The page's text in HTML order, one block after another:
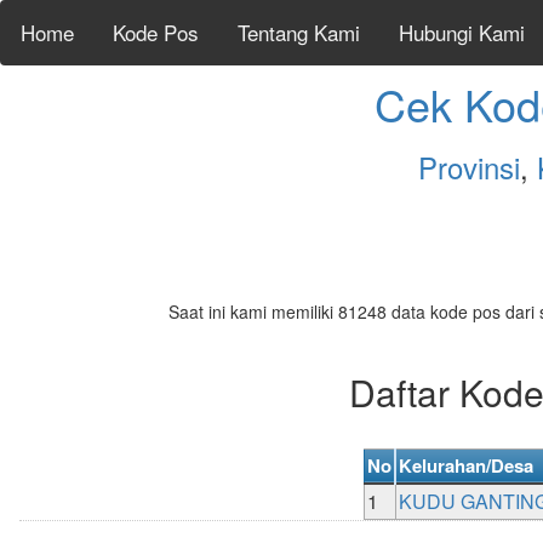
Home Kode Pos Tentang Kami Hubungi Kami
Cek
Provinsi,
Saat ini kami memiliki 81248 data kode pos
Daftar
No Kelurahan/Desa
1 KUDU